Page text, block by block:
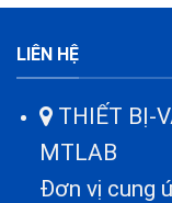
LIÊN HỆ
THIẾT BỊ-
MTLAB
Đơn vị cung